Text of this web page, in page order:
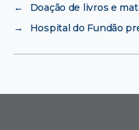
←
Doação de livros e
→
Hospital do Fundão